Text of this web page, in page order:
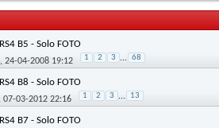
RS4 B5 - Solo FOTO
, 24-04-2008 19:12 1 2 3 ... 68
RS4 B8 - Solo FOTO
, 07-03-2012 22:16 1 2 3 ... 13
RS4 B7 - Solo FOTO